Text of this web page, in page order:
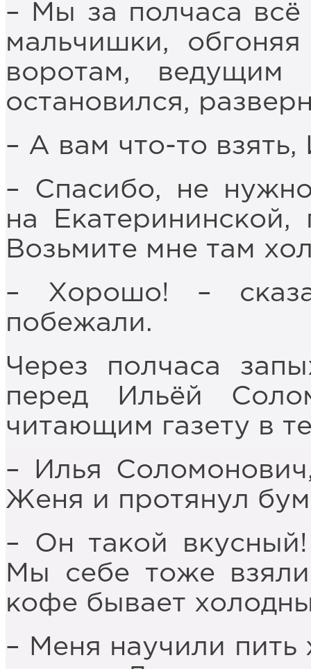
– Мы за полчаса
мальчишки,
воротам,
остановился,
– А вам что-то
– Спасибо, не
на
Возьмите мне там
– Хорошо! –
побежали.
Через полчаса
перед Ильёй
читающим газету в
– Илья
Женя и протянул
– Он такой
Мы себе тоже
кофе бывает
– Меня научили пить